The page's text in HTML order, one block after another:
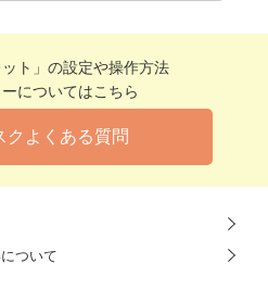
ット」の設定や操作方法
についてはこちら
クよくある質問
ついて